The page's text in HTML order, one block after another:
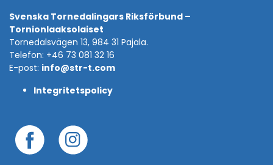
Svenska Tornedalingars Riksförbund –
Tornionlaaksolaiset
Tornedalsvägen 13, 984 31 Pajala.
Telefon: +46 73 081 32 16
E-post: info@str-t.com
Integritetspolicy